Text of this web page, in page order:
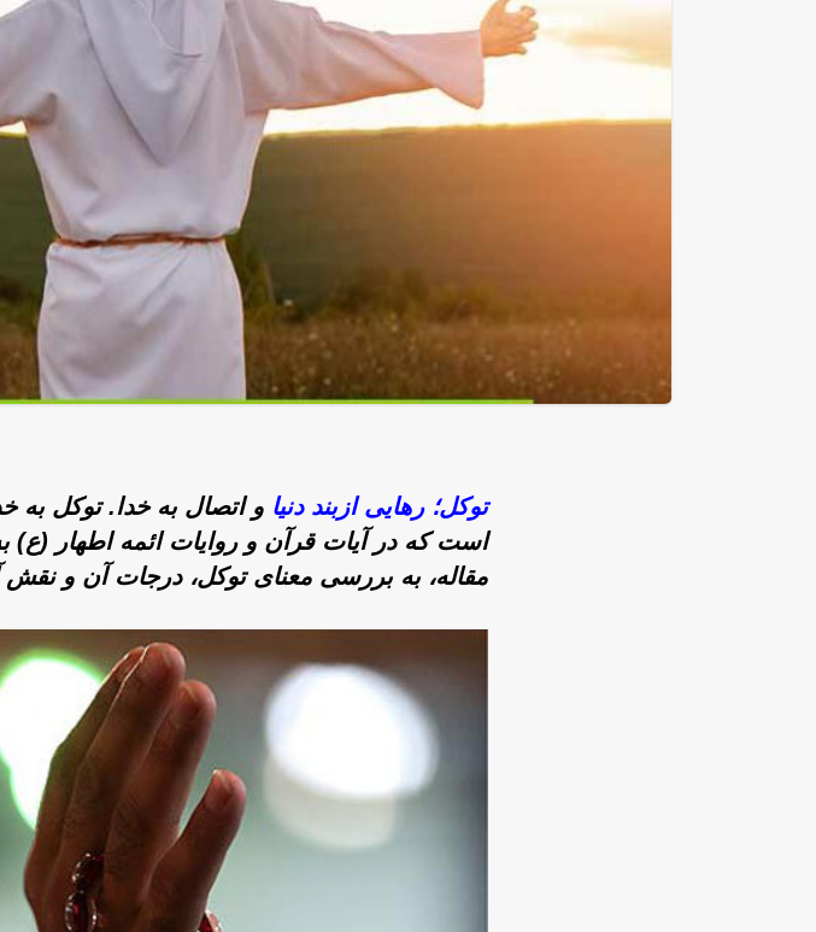
توکل؛ رهایی ازبند دنیا و اتصال به خدا.توکل به
است که در آیات قرآن و روایات ائمه اطهار (ع)
مقاله، به بررسی معنای توکل، درجات آن و